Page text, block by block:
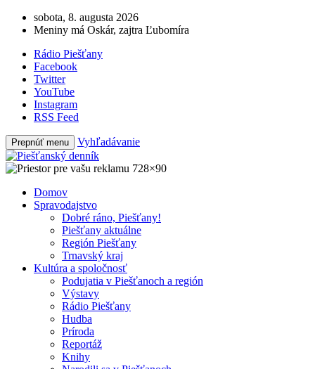
sobota, 8. augusta 2026
Meniny má Oskár, zajtra Ľubomíra
Rádio Piešťany
Facebook
Twitter
YouTube
Instagram
RSS Feed
Prepnúť menu Vyhľadávanie
Domov
Spravodajstvo
Dobré ráno, Piešťany!
Piešťany aktuálne
Región Piešťany
Trnavský kraj
Kultúra a spoločnosť
Podujatia v Piešťanoch a región
Výstavy
Rádio Piešťany
Hudba
Príroda
Reportáž
Knihy